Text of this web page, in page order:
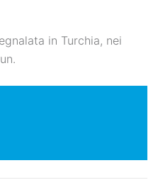
in Turchia, nei